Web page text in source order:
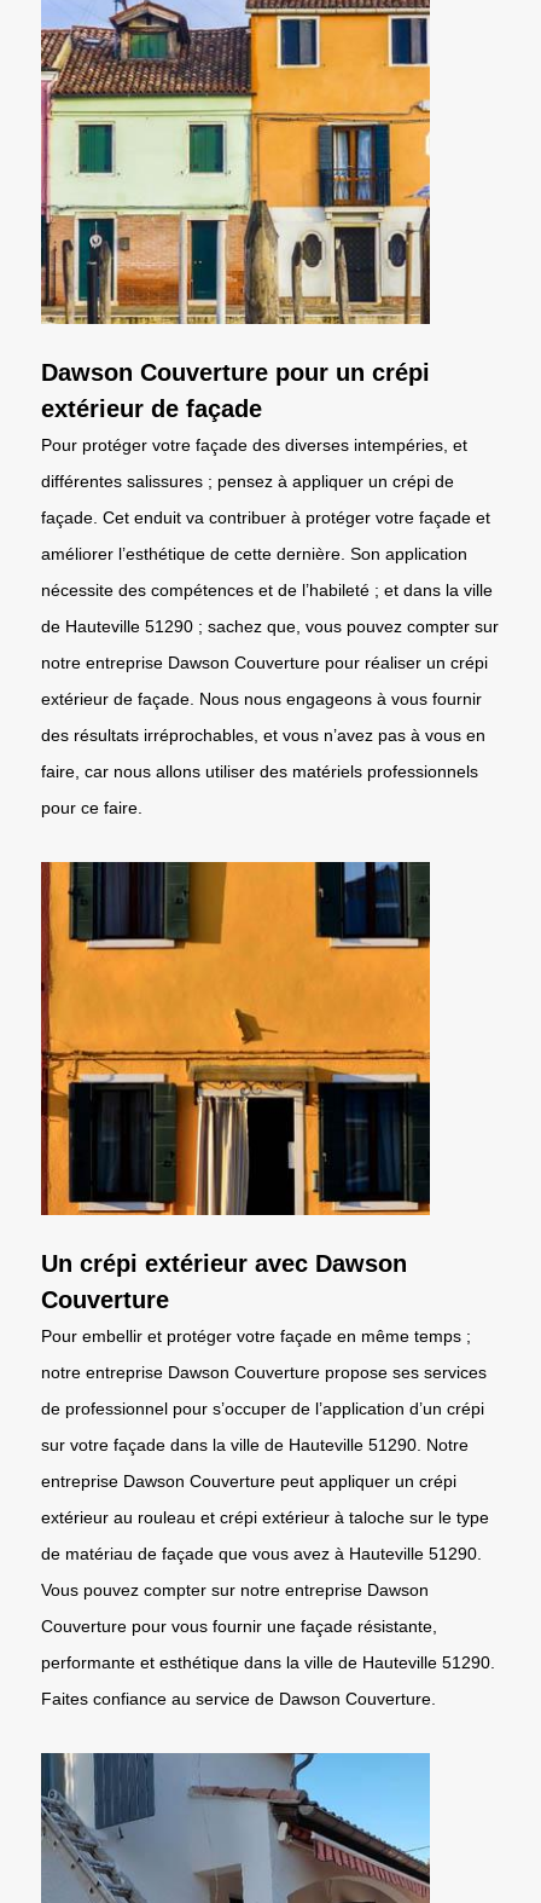
Dawson Couverture pour un crépi
extérieur de façade
Pour protéger votre façade des diverses intempéries, et
différentes salissures ; pensez à appliquer un crépi de
façade. Cet enduit va contribuer à protéger votre façade et
améliorer l’esthétique de cette dernière. Son application
nécessite des compétences et de l’habileté ; et dans la ville
de Hauteville 51290 ; sachez que, vous pouvez compter sur
notre entreprise Dawson Couverture pour réaliser un crépi
extérieur de façade. Nous nous engageons à vous fournir
des résultats irréprochables, et vous n’avez pas à vous en
faire, car nous allons utiliser des matériels professionnels
pour ce faire.
Un crépi extérieur avec Dawson
Couverture
Pour embellir et protéger votre façade en même temps ;
notre entreprise Dawson Couverture propose ses services
de professionnel pour s’occuper de l’application d’un crépi
sur votre façade dans la ville de Hauteville 51290. Notre
entreprise Dawson Couverture peut appliquer un crépi
extérieur au rouleau et crépi extérieur à taloche sur le type
de matériau de façade que vous avez à Hauteville 51290.
Vous pouvez compter sur notre entreprise Dawson
Couverture pour vous fournir une façade résistante,
performante et esthétique dans la ville de Hauteville 51290.
Faites confiance au service de Dawson Couverture.